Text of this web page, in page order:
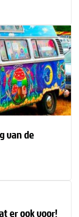
van de
er ook voor!